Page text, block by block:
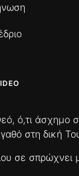
ό,τι άσχημο
στη δική
σε σπρώχνει